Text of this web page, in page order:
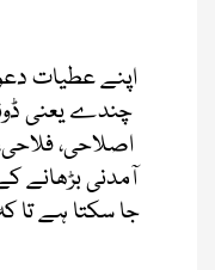
اپنے عطیات
چندے یعنی
اصلاحی، فلاحی،
آمدنی بڑھانے
جا سکتا ہے تا